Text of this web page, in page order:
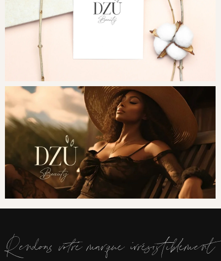
Rendons votre marque irrésistiblement